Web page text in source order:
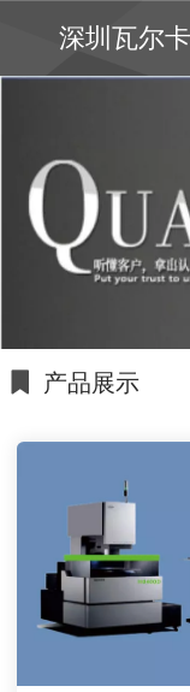
深圳瓦尔
产品展示